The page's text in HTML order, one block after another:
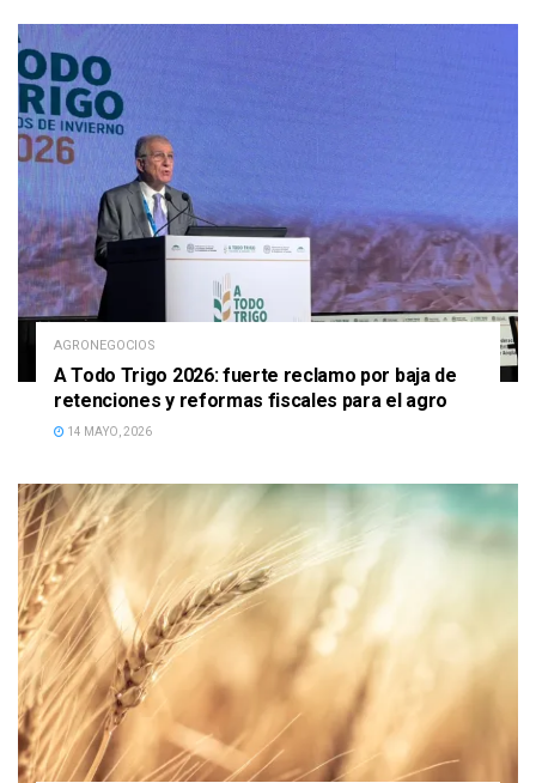
AGRONEGOCIOS
A Todo Trigo 2026: fuerte reclamo por baja de
retenciones y reformas fiscales para el agro
14 MAYO, 2026